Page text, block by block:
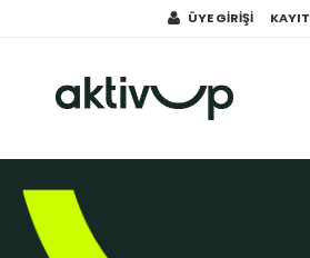
ÜYE GİRİŞİ KAYIT